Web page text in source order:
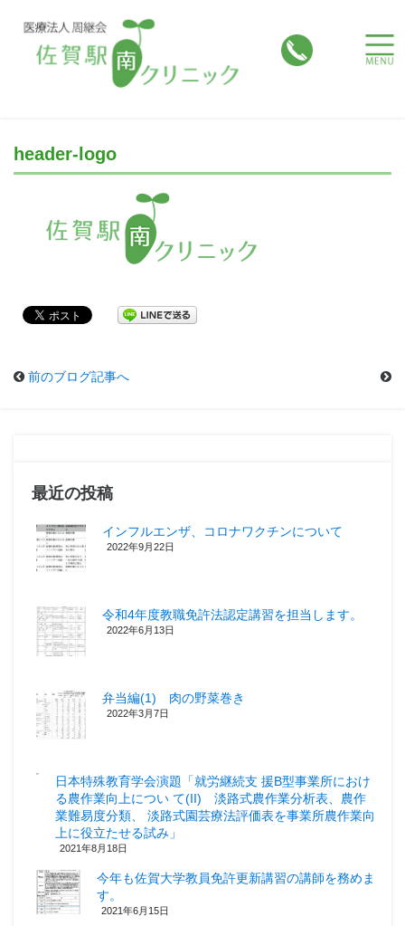
toggle
header-logo
前のブログ記事へ
最近の投稿
インフルエンザ、コロナワクチンについて
2022年9月22日
令和4年度教職免許法認定講習を担当します。
2022年6月13日
弁当編(1) 肉の野菜巻き
2022年3月7日
日本特殊教育学会演題「就労継続支 援B型事業所におけ
る農作業向上につい て(II) 淡路式農作業分析表、農作
業難易度分類、 淡路式園芸療法評価表を事業所農作業向
上に役立たせる試み」
2021年8月18日
今年も佐賀大学教員免許更新講習の講師を務めま
す。
2021年6月15日